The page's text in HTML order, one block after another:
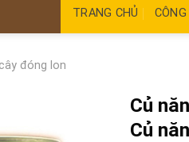
TRANG CHỦ
đóng lon
Củ
Củ